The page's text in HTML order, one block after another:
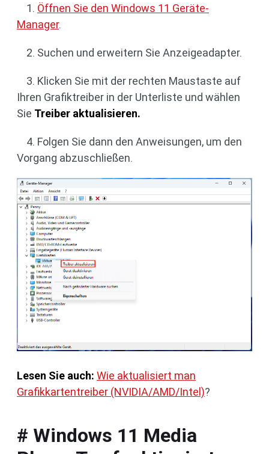
1. Öffnen Sie den Windows 11 Geräte-
Manager.
2. Suchen und erweitern Sie Anzeigeadapter.
3. Klicken Sie mit der rechten Maustaste auf
Ihren Grafiktreiber in der Unterliste und wählen
Sie Treiber aktualisieren.
4. Folgen Sie dann den Anweisungen, um den
Vorgang abzuschließen.
Lesen Sie auch: Wie aktualisiert man
Grafikkartentreiber (NVIDIA/AMD/Intel)?
# Windows 11 Media